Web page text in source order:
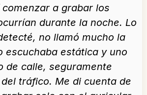
a grabar los
durante la noche. Lo
no llamó mucho la
escuchaba estática y uno
de calle, seguramente
tráfico. Me di cuenta de